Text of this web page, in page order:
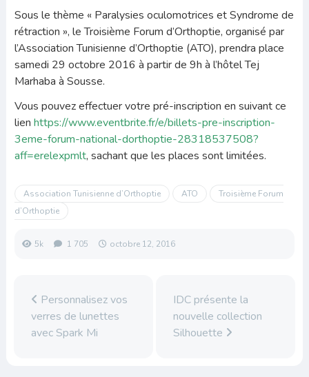
Sous le thème « Paralysies oculomotrices et Syndrome de
rétraction », le Troisième Forum d’Orthoptie, organisé par
l’Association Tunisienne d’Orthoptie (ATO), prendra place
samedi 29 octobre 2016 à partir de 9h à l’hôtel Tej
Marhaba à Sousse.
Vous pouvez effectuer votre pré-inscription en suivant ce
lien https://www.eventbrite.fr/e/billets-pre-inscription-
3eme-forum-national-dorthoptie-28318537508?
aff=erelexpmlt, sachant que les places sont limitées.
Association Tunisienne d’Orthoptie ATO
Troisième Forum
d’Orthoptie
5k 1 705 octobre 12, 2016
Personnalisez vos
verres de lunettes
avec Spark Mi
IDC présente la
nouvelle collection
Silhouette